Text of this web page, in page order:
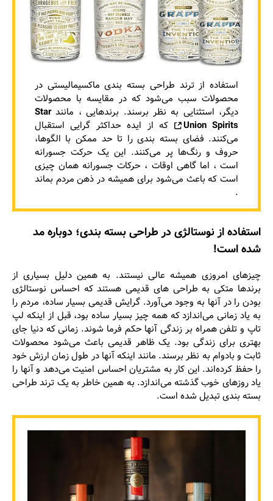
استفاده از ترند طراحی‌ بسته بندی ماکسیمالیستی در
محصولات سبب می‌شود که در مقایسه با محصولات
دیگر، استثنایی به نظر برسند. برندهایی ، مانندStar
Union Spirits
که از ایده حداکثر گرایی استقبال
می‌کنند. فضای بسته بندی را تا حد ممکن با الگوها،
حروف و رنگ‌ها پر می‌کنند. این یک حرکت جسورانه
است ، اما گاهی اوقات ، حرکات جسورانه همان چیزی
است که باعث می‌شود برای همیشه در ذهن مردم بماند
.
استفاده از نوستالژی در طراحی بسته‌ بندی؛ دوباره مد
شده است!
چیزهای امروزی همیشه عالی نیستند. به همین دلیل بسیاری از
برندها متکی به طراحی های قدیمی هستند که احساس نوستالژی
بودن را در آنها به وجود می‌آورد. گرایش قدیمی بسیار ساده، مردم را
به یاد زمانی می‌اندازد که همه چیز بسیار ساده بود، قبل از اینکه لپ
تاپ و تلفن همراه بر زندگی آنها حکم فرما شوند. زمانی که دنیا جای
بهتری برای زندگی بود. یک ظاهر قدیمی باعث می‌شود محصولات
ثابت و بادوام به نظر برسند. مانند اینکه آنها در طول زمان ارزش خود
را حفظ کرده‌اند. این کار به مشتریان احساس امنیت می‌دهد و آنها را
یاد روزهای خوب گذشته می‌اندازد. به همین خاطر به یک ترند طراحی
بسته بندی تبدیل شده است.